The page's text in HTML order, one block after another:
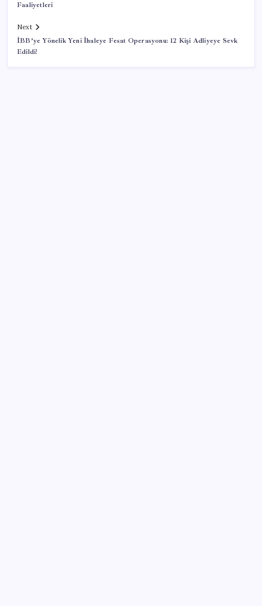
Faaliyetleri
Next
İBB’ye Yönelik Yeni İhaleye Fesat Operasyonu: 12 Kişi Adliyeye Sevk
Edildi!